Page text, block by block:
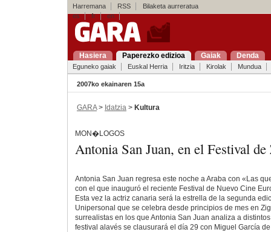
Harremana RSS
Bilaketa aurreratua
es
fr en
Hasiera Paperezko edizioa Gaiak Denda
Eguneko gaiak Euskal Herria Iritzia Kirolak Mundua
2007ko ekainaren 15a
GARA> Idatzia > Kultura
MON�LOGOS
Antonia San Juan, en el Festival
Antonia San Juan regresa este noche a Araba con «Las
con el que inauguró el reciente Festival de Nuevo Cine
Esta vez la actriz canaria será la estrella de la segunda
Unipersonal que se celebra desde principios de mes en
surrealistas en los que Antonia San Juan analiza a
festival alavés se clausurará el día 29 con Miguel García